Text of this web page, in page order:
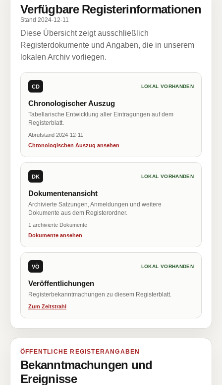
Verfügbare Registerinformationen
Stand 2024-12-11
Diese Übersicht zeigt ausschließlich
Registerdokumente und Angaben, die in unserem
lokalen Archiv vorliegen.
CD LOKAL VORHANDEN
Chronologischer Auszug
Tabellarische Entwicklung aller Eintragungen auf dem
Registerblatt.
Abrufstand 2024-12-11
Chronologischen Auszug ansehen
DK LOKAL VORHANDEN
Dokumentenansicht
Archivierte Satzungen, Anmeldungen und weitere
Dokumente aus dem Registerordner.
1 archivierte Dokumente
Dokumente ansehen
VÖ LOKAL VORHANDEN
Veröffentlichungen
Registerbekanntmachungen zu diesem Registerblatt.
Zum Zeitstrahl
ÖFFENTLICHE REGISTERANGABEN
Bekanntmachungen und
Ereignisse